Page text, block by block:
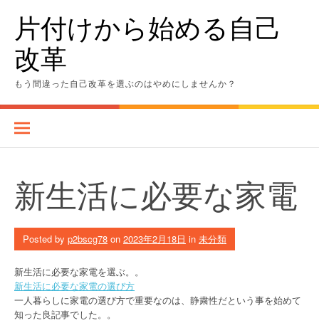
content片付けから始める自己
改革
もう間違った自己改革を選ぶのはやめにしませんか？
新生活に必要な家電
Posted by p2bscg78 on 2023年2月18日 in 未分類
新生活に必要な家電を選ぶ。。
新生活に必要な家電の選び方
一人暮らしに家電の選び方で重要なのは、静粛性だという事を始めて
知った良記事でした。。